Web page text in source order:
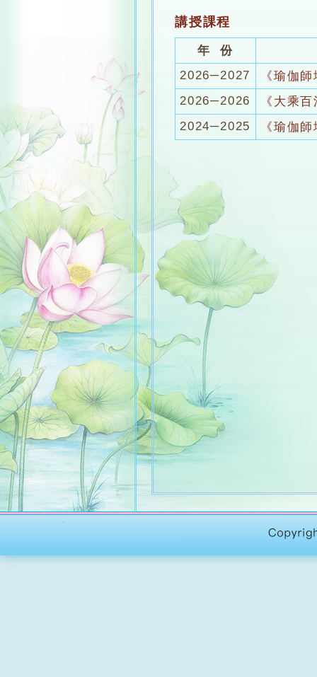
講授課程
年 份
2026─2027
《瑜伽
2026─2026
《大乘
2024─2025
《瑜伽